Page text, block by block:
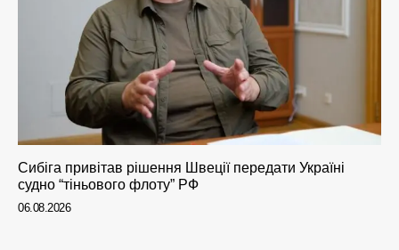
Сибіга привітав рішення Швеції передати Україні
судно “тіньового флоту” РФ
06.08.2026